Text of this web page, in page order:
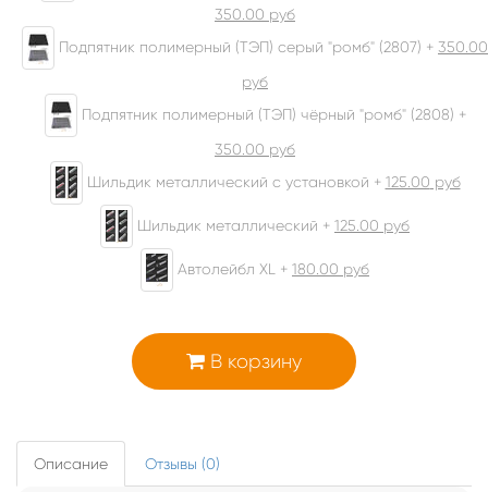
350.00 руб
Подпятник полимерный (ТЭП) серый "ромб" (2807) + 350.00
руб
Подпятник полимерный (ТЭП) чёрный "ромб" (2808) +
350.00 руб
Шильдик металлический с установкой + 125.00 руб
Шильдик металлический + 125.00 руб
Автолейбл XL + 180.00 руб
В корзину
Описание Отзывы (0)